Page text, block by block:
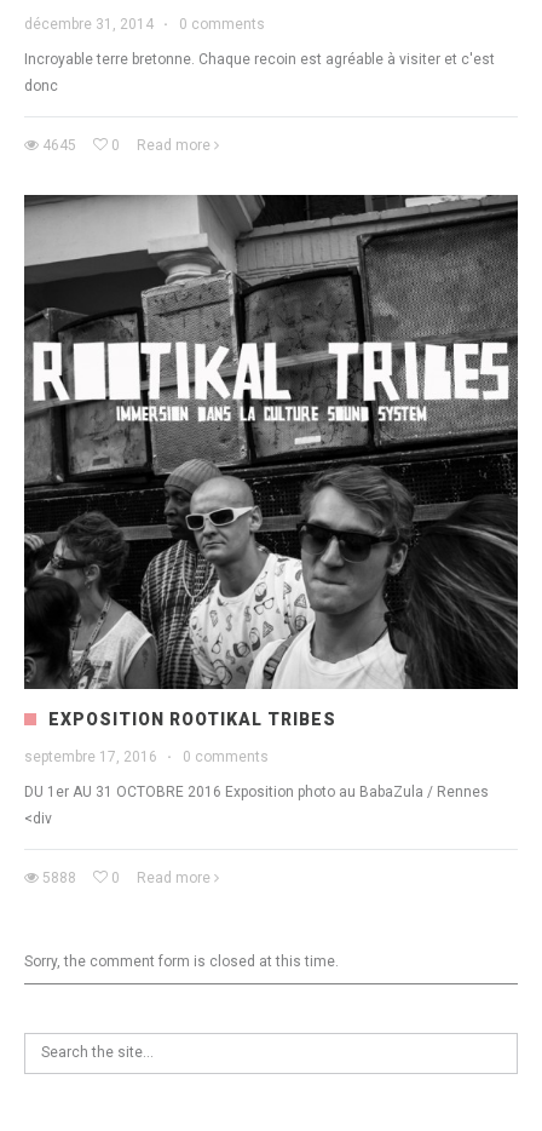
décembre 31, 2014 · 0 comments
Incroyable terre bretonne. Chaque recoin est agréable à visiter et c'est
donc
4645 0 Read more
EXPOSITION ROOTIKAL TRIBES
septembre 17, 2016 · 0 comments
DU 1er AU 31 OCTOBRE 2016 Exposition photo au BabaZula / Rennes
<div
5888 0 Read more
Sorry, the comment form is closed at this time.